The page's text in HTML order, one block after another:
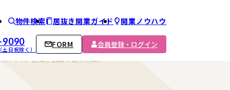
物件検索 居抜き開業ガイド 開業ノウハウ
日祝除く）
FORM 会員登録・ログイン
件です。居抜き店舗で造作無償。